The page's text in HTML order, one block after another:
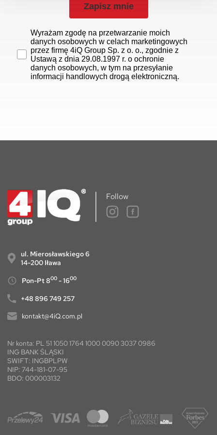
Zapisz mnie
Wyrażam zgodę na przetwarzanie moich
danych osobowych w celach marketingowych
przez firmę 4iQ Group Sp. z o. o., zgodnie z
Ustawą z dnia 29.08.1997 r. o ochronie
danych osobowych, w tym na przesyłanie
informacji handlowych drogą elektroniczną.
Follow
ul. Mierosławskiego 6
14-200 Iława
Pon-Pt 800 - 1600
+48 896 749 257
kontakt@4iQ.com.pl
Nr konta: PL 51 1050 1764 1000 0090 3037 0986
ING BANK ŚLĄSKI
SWIFT: INGBPLPW
NIP: 744-181-07-95
BDO: 000003132